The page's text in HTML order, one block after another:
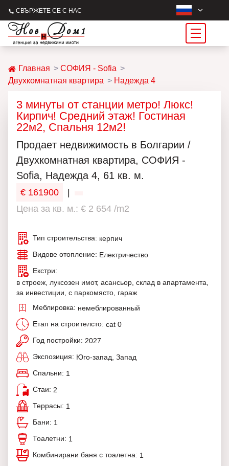
СВЪРЖЕТЕ СЕ С НАС
Главная
СОФИЯ - Sofia
Двухкомнатная квартира
Надежда 4
3 минуты от станции метро! Люкс!
Кирпич! Средний этаж! Гостиная
22м2, Спальня 12м2!
Продаeт недвижимость в Болгарии /
Двухкомнатная квартира, СОФИЯ -
Sofia, Надежда 4, 61 кв. м.
€ 161900
Цена за кв. м.: € 2 654 /m2
Тип строительства: керпич
Видове отопление: Електричество
Екстри:
в строеж, луксозен имот, асансьор, склад в апартамента,
за инвестиции, с паркомясто, гараж
Меблировка: немеблированный
Етап на строителсто: cat 0
Год постройки: 2027
Экспозиция: Юго-запад, Запад
Спальни: 1
Стаи: 2
Террасы: 1
Бани: 1
Тоалетни: 1
Комбинирани баня с тоалетна: 1